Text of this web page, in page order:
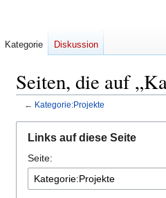
Seiten, die auf
← Kategorie:Projekte
Navigation
springen
Suche
springen
Links auf diese Seite
Seite:
Kategorie Diskussion